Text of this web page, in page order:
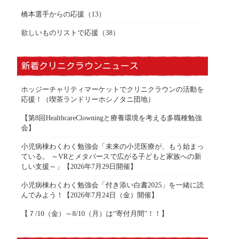
橋本選手からの応援 （13）
欲しいものリストで応援 （38）
新着クリニクラウンニュース
ホッジーチャリティマーケットでクリニクラウンの活動を
応援！（喫茶ランドリーホシノタニ団地）
【第8回HealthcareClowningと療養環境を考える多職種勉強
会】
小児病棟わくわく勉強会「未来の小児医療が、もう始まっ
ている。 ～VRとメタバースで広がる子どもと家族への新
しい支援～」【2026年7月29日開催】
小児病棟わくわく勉強会「付き添い白書2025」を一緒に読
んでみよう！【2026年7月24日（金）開催】
【７/10（金）～8/10（月）は“寄付月間”！！】